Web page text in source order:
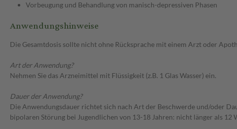
Vorbeugung und Behandlung von manisch-depressiven Phasen
Anwendungshinweise
Die Gesamtdosis sollte nicht ohne Rücksprache mit einem Arzt oder
Art der Anwendung?
Nehmen Sie das Arzneimittel mit Flüssigkeit (z.B. 1 Glas Wasser) ein.
Dauer der Anwendung?
Die Anwendungsdauer richtet sich nach Art der Beschwerde und/oder
bipolaren Störung bei Jugendlichen von 13-18 Jahren: nicht länger als 12